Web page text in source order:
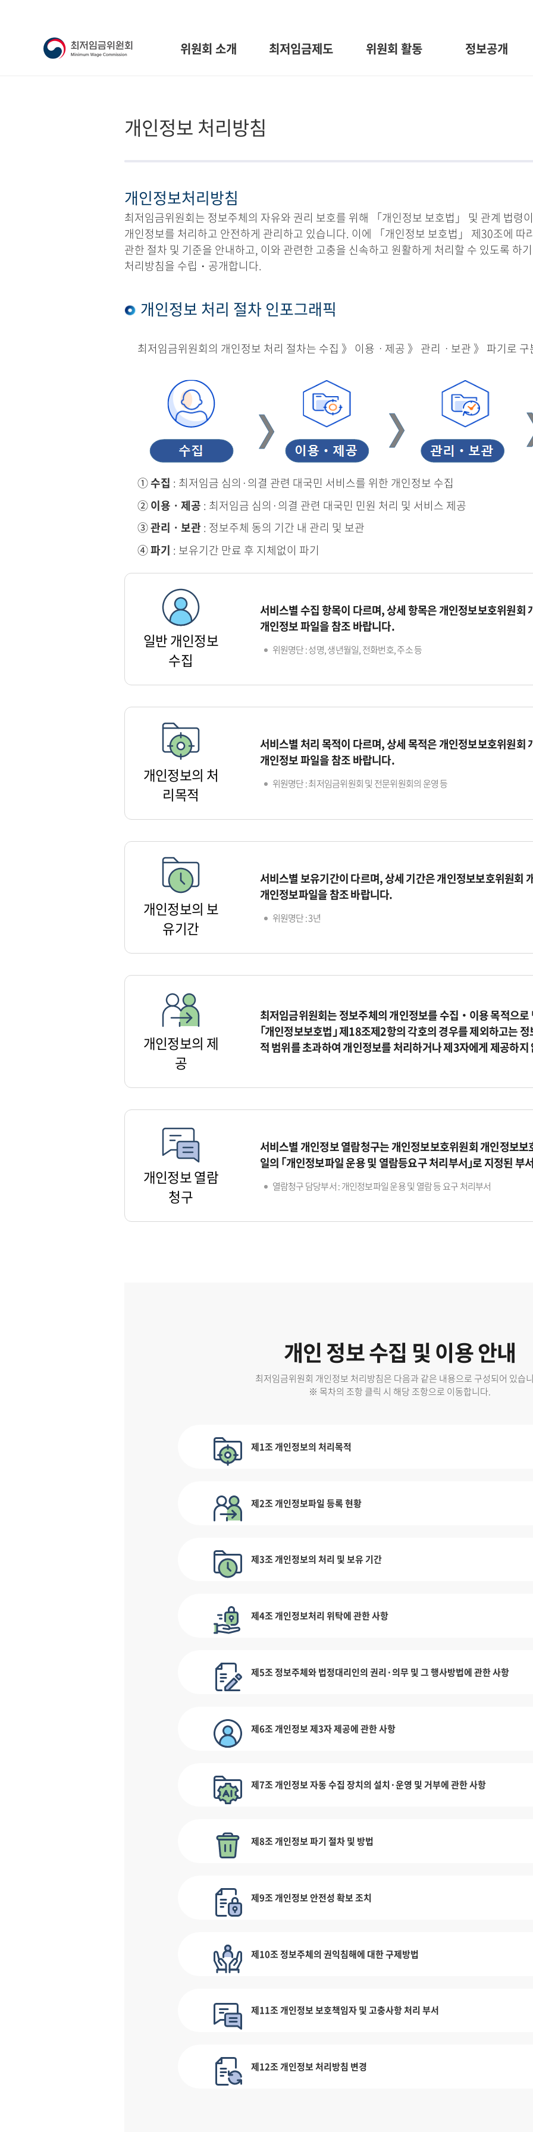
위원회 소개 최저임금제도 위원회 활동 정보공개
개인정보 처리방침
개인정보처리방침
최저임금위원회는 정보주체의 자유와 권리 보호를 위해 「개인정보 보호법」 및 관계 법령
개인정보를 처리하고 안전하게 관리하고 있습니다. 이에 「개인정보 보호법」 제30조에 따
관한 절차 및 기준을 안내하고, 이와 관련한 고충을 신속하고 원활하게 처리할 수 있도록 하
처리방침을 수립・공개합니다.
개인정보 처리 절차 인포그래픽
최저임금위원회의 개인정보 처리 절차는 수집 》 이용ㆍ제공 》 관리ㆍ보관 》 파기로
①수집 : 최저임금 심의·의결 관련 대국민 서비스를 위한 개인정보 수집
② 이용ㆍ제공 : 최저임금 심의·의결 관련 대국민 민원 처리 및 서비스 제공
③관리ㆍ보관 : 정보주체 동의 기간 내 관리 및 보관
④파기 : 보유기간 만료 후 지체없이 파기
일반 개인정보
수집
서비스별 수집 항목이 다르며, 상세 항목은 개인정보보호위원회
개인정보 파일을 참조 바랍니다.
위원명단 : 성명, 생년월일, 전화번호, 주소 등
개인정보의 처
리목적
서비스별 처리 목적이 다르며, 상세 목적은 개인정보보호위원회
개인정보 파일을 참조 바랍니다.
위원명단 : 최저임금위원회 및 전문위원회의 운영 등
개인정보의 보
유기간
서비스별 보유기간이 다르며, 상세 기간은 개인정보보호위원회
개인정보파일을 참조 바랍니다.
위원명단 : 3년
개인정보의 제
공
최저임금위원회는 정보주체의 개인정보를 수집‧이용 목적으로
｢개인정보보호법｣ 제18조제2항의 각호의 경우를 제외하고는
적 범위를 초과하여 개인정보를 처리하거나 제3자에게 제공하지
개인정보 열람
청구
서비스별 개인정보 열람청구는 개인정보보호위원회 개인정보
일의 ｢개인정보파일 운용 및 열람등요구 처리부서｣로 지정된 부
열람청구 담당부서 : 개인정보파일 운용 및 열람 등 요구 처리부서
개인 정보 수집 및 이용 안내
최저임금위원회 개인정보 처리방침은 다음과 같은 내용으로 구성되어 있습
※ 목차의 조항 클릭 시 해당 조항으로 이동합니다.
제1조 개인정보의 처리목적
제2조 개인정보파일 등록 현황
제3조 개인정보의 처리 및 보유 기간
제4조 개인정보처리 위탁에 관한 사항
제5조 정보주체와 법정대리인의 권리·의무 및 그 행사방법에 관한 사항
제6조 개인정보 제3자 제공에 관한 사항
제7조 개인정보 자동 수집 장치의 설치·운영 및 거부에 관한 사항
제8조 개인정보 파기 절차 및 방법
제9조 개인정보 안전성 확보 조치
제10조 정보주체의 권익침해에 대한 구제방법
제11조 개인정보 보호책임자 및 고충사항 처리 부서
제12조 개인정보 처리방침 변경